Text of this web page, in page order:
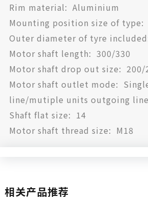
Rim material: Aluminium
Mounting position size of type:
Outer diameter of tyre
Motor shaft length: 300/330
Motor shaft drop out size: 200/
Motor shaft outlet mode:
line/mutiple units outgoing line
Shaft flat size: 14
Motor shaft thread size: M18
相关产品推荐